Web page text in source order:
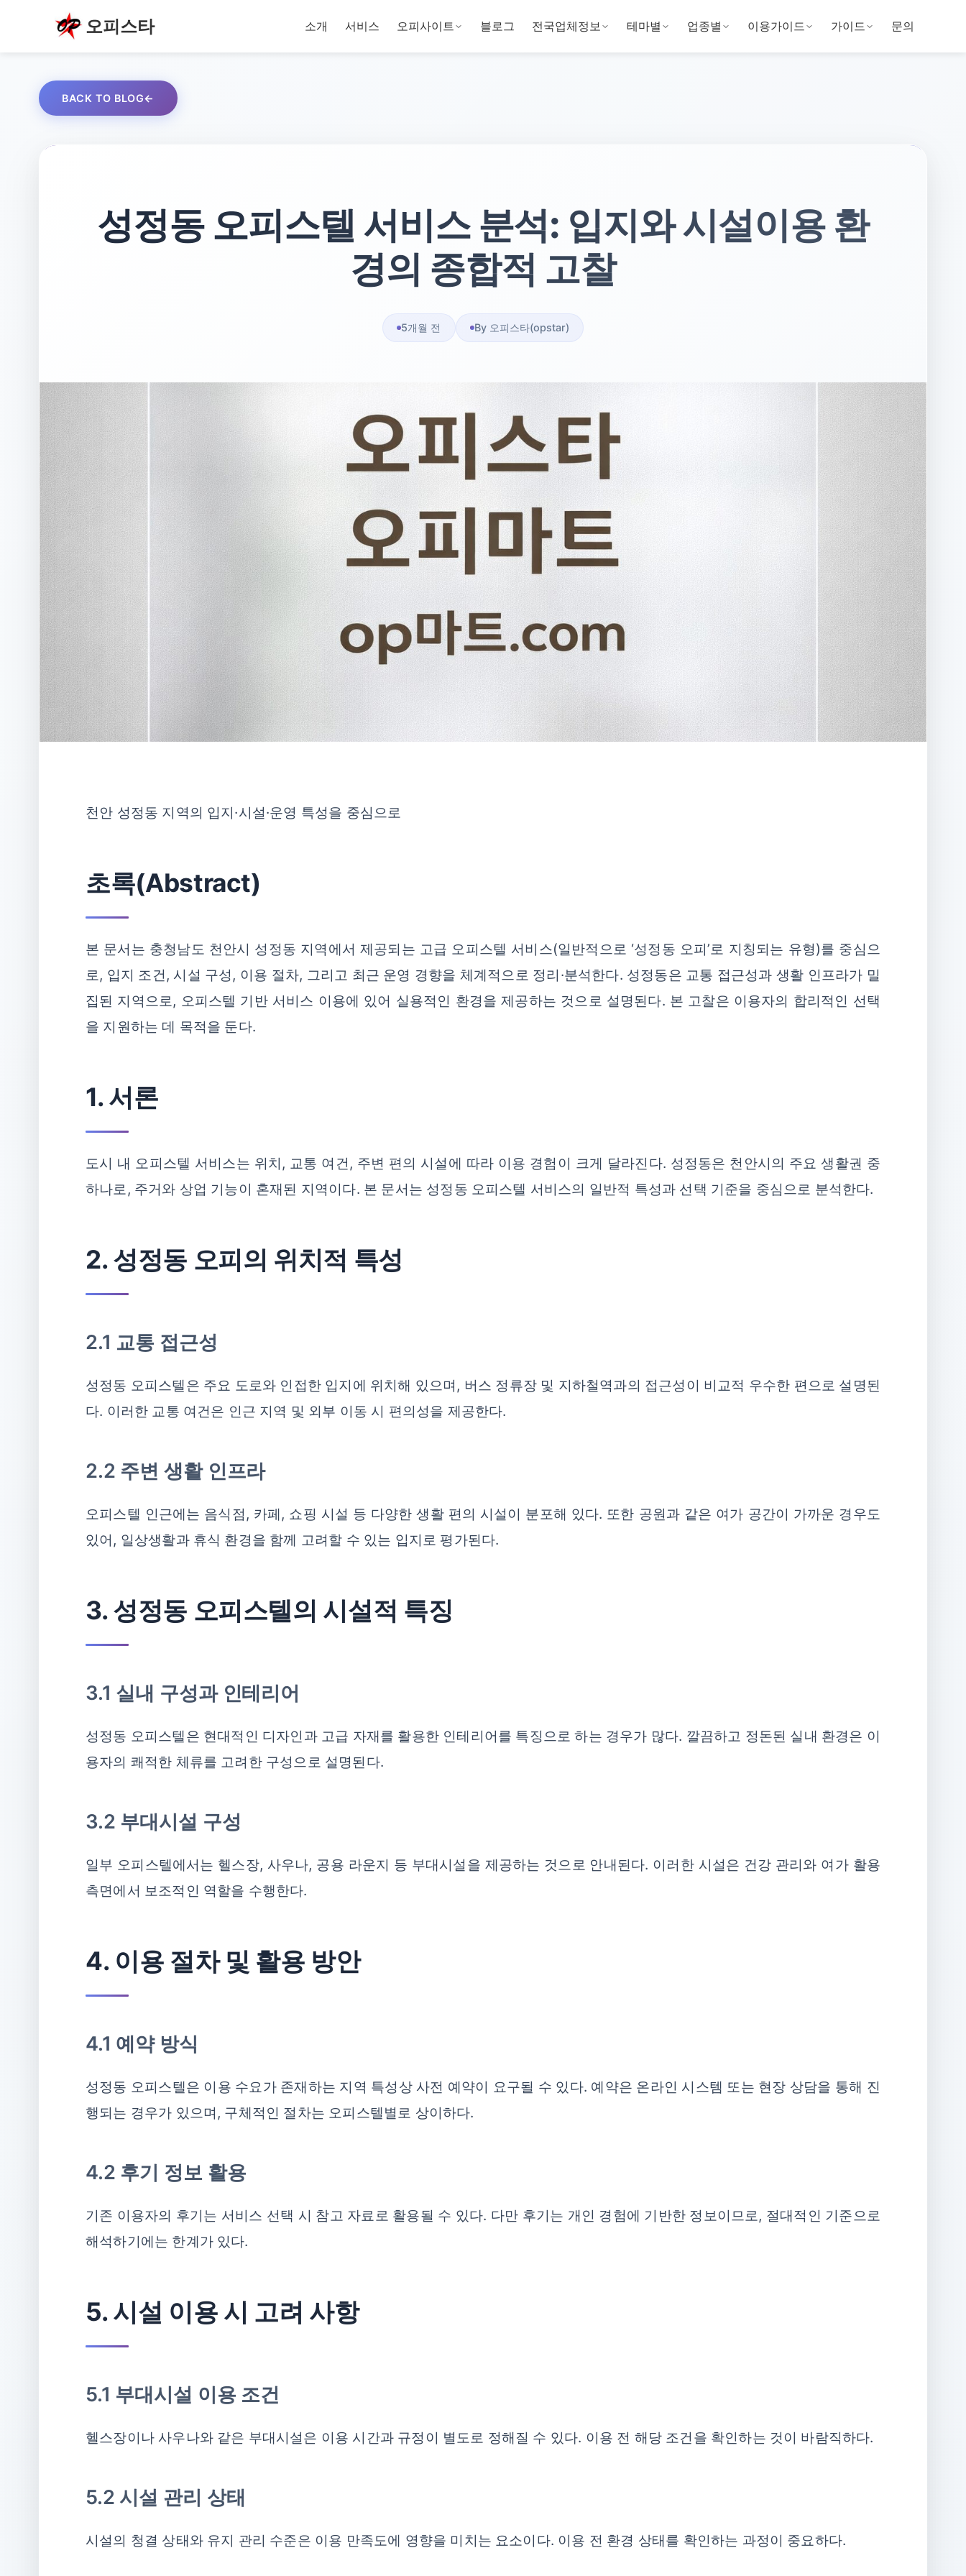
오피스타 소개 서비스 오피사이트 블로그 전국업체정보 테마별 업종별 이용가이드 가이드 문의
BACK TO BLOG
성정동 오피스텔 서비스 분석: 입지와 시설이용 환
경의 종합적 고찰
5개월 전 By 오피스타(opstar)
천안 성정동 지역의 입지·시설·운영 특성을 중심으로
초록(Abstract)
본 문서는 충청남도 천안시 성정동 지역에서 제공되는 고급 오피스텔 서비스(일반적으로 ‘성정동 오피’로 지칭되는 유형)를 중심으
로, 입지 조건, 시설 구성, 이용 절차, 그리고 최근 운영 경향을 체계적으로 정리·분석한다. 성정동은 교통 접근성과 생활 인프라가 밀
집된 지역으로, 오피스텔 기반 서비스 이용에 있어 실용적인 환경을 제공하는 것으로 설명된다. 본 고찰은 이용자의 합리적인 선택
을 지원하는 데 목적을 둔다.
1. 서론
도시 내 오피스텔 서비스는 위치, 교통 여건, 주변 편의 시설에 따라 이용 경험이 크게 달라진다. 성정동은 천안시의 주요 생활권 중
하나로, 주거와 상업 기능이 혼재된 지역이다. 본 문서는 성정동 오피스텔 서비스의 일반적 특성과 선택 기준을 중심으로 분석한다.
2. 성정동 오피의 위치적 특성
2.1 교통 접근성
성정동 오피스텔은 주요 도로와 인접한 입지에 위치해 있으며, 버스 정류장 및 지하철역과의 접근성이 비교적 우수한 편으로 설명된
다. 이러한 교통 여건은 인근 지역 및 외부 이동 시 편의성을 제공한다.
2.2 주변 생활 인프라
오피스텔 인근에는 음식점, 카페, 쇼핑 시설 등 다양한 생활 편의 시설이 분포해 있다. 또한 공원과 같은 여가 공간이 가까운 경우도
있어, 일상생활과 휴식 환경을 함께 고려할 수 있는 입지로 평가된다.
3. 성정동 오피스텔의 시설적 특징
3.1 실내 구성과 인테리어
성정동 오피스텔은 현대적인 디자인과 고급 자재를 활용한 인테리어를 특징으로 하는 경우가 많다. 깔끔하고 정돈된 실내 환경은 이
용자의 쾌적한 체류를 고려한 구성으로 설명된다.
3.2 부대시설 구성
일부 오피스텔에서는 헬스장, 사우나, 공용 라운지 등 부대시설을 제공하는 것으로 안내된다. 이러한 시설은 건강 관리와 여가 활용
측면에서 보조적인 역할을 수행한다.
4. 이용 절차 및 활용 방안
4.1 예약 방식
성정동 오피스텔은 이용 수요가 존재하는 지역 특성상 사전 예약이 요구될 수 있다. 예약은 온라인 시스템 또는 현장 상담을 통해 진
행되는 경우가 있으며, 구체적인 절차는 오피스텔별로 상이하다.
4.2 후기 정보 활용
기존 이용자의 후기는 서비스 선택 시 참고 자료로 활용될 수 있다. 다만 후기는 개인 경험에 기반한 정보이므로, 절대적인 기준으로
해석하기에는 한계가 있다.
5. 시설 이용 시 고려 사항
5.1 부대시설 이용 조건
헬스장이나 사우나와 같은 부대시설은 이용 시간과 규정이 별도로 정해질 수 있다. 이용 전 해당 조건을 확인하는 것이 바람직하다.
5.2 시설 관리 상태
시설의 청결 상태와 유지 관리 수준은 이용 만족도에 영향을 미치는 요소이다. 이용 전 환경 상태를 확인하는 과정이 중요하다.